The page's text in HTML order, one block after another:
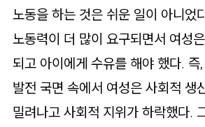
노동을 하는 것은 쉬운 일이 아니었
노동력이 더 많이 요구되면서 여성
되고 아이에게 수유를 해야 했다. 즉
발전 국면 속에서 여성은 사회적 생
밀려나고 사회적 지위가 하락했다.